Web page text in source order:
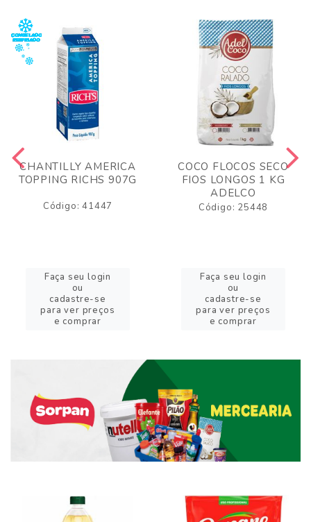
CHANTILLY AMERICA
TOPPING RICHS 907G
Código: 41447
Faça seu login
ou
cadastre-se
para ver preços
e comprar
COCO FLOCOS SECO
FIOS LONGOS 1 KG
ADELCO
Código: 25448
Faça seu login
ou
cadastre-se
para ver preços
e comprar